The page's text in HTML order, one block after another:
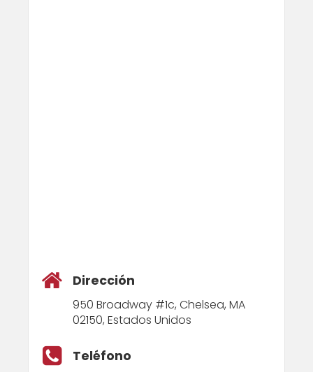
Dirección
950 Broadway #1c, Chelsea, MA
02150, Estados Unidos
Teléfono